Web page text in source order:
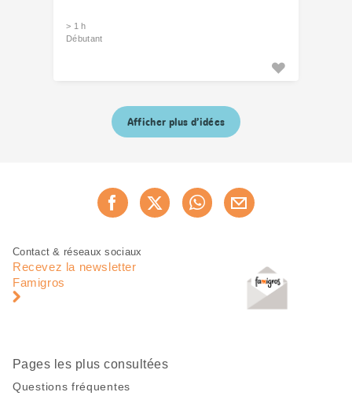
> 1 h
Débutant
Afficher plus d’idées
Recommander maintenant
Pied
page
Navigation
pied
Contact & réseaux sociaux
Recevez la newsletter
Famigros
Pages les plus consultées
Questions fréquentes